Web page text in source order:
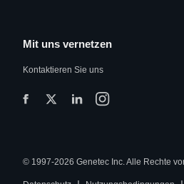
Mit uns vernetzen
Kontaktieren Sie uns
© 1997-2026 Genetec Inc. Alle Rechte